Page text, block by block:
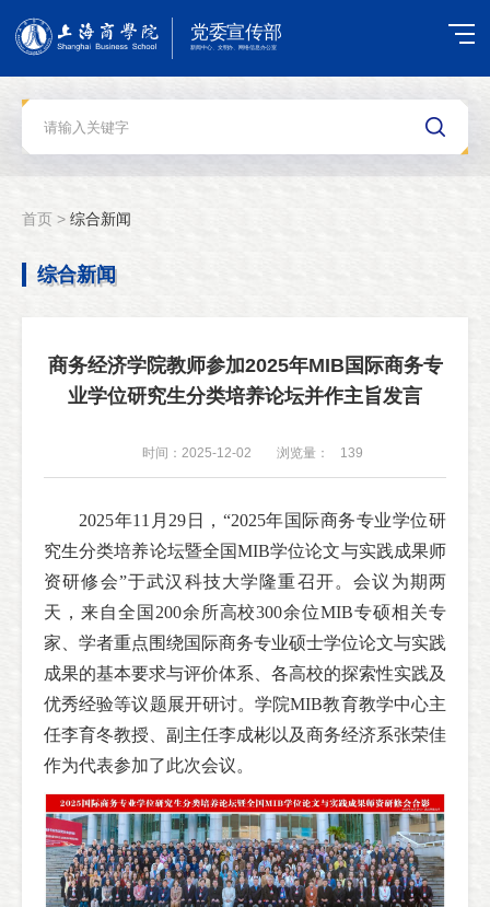
首页 > 综合新闻
综合新闻
商务经济学院教师参加2025年MIB国际商务专
业学位研究生分类培养论坛并作主旨发言
时间：2025-12-02 浏览量： 139
2025年11月29日，“2025年国际商务专业学位研
究生分类培养论坛暨全国MIB学位论文与实践成果师
资研修会”于武汉科技大学隆重召开。会议为期两
天，来自全国200余所高校300余位MIB专硕相关专
家、学者重点围绕国际商务专业硕士学位论文与实践
成果的基本要求与评价体系、各高校的探索性实践及
优秀经验等议题展开研讨。学院MIB教育教学中心主
任李育冬教授、副主任李成彬以及商务经济系张荣佳
作为代表参加了此次会议。